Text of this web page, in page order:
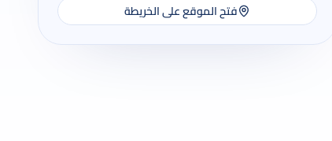
فتح الموقع على الخريطة